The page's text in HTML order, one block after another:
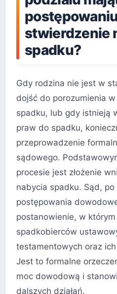
stwierdzenie
spadku?
Gdy rodzina nie jest w
dojść do porozumienia w
spadku, lub gdy istnieją
praw do spadku,
przeprowadzenie
sądowego.
procesie jest złożenie
nabycia spadku. Sąd,
postępowania
postanowienie, w
spadkobierców
testamentowych oraz
Jest to formalne
moc dowodową i
dalszych działań.